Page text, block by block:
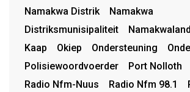
Namakwa Distrik
Namakwa
Distriksmunisipaliteit
Namakwaland
Kaap
Okiep Ondersteuning
Polisiewoordvoerder
Port Nolloth
Radio Nfm-Nuus
Radio Nfm 98.1